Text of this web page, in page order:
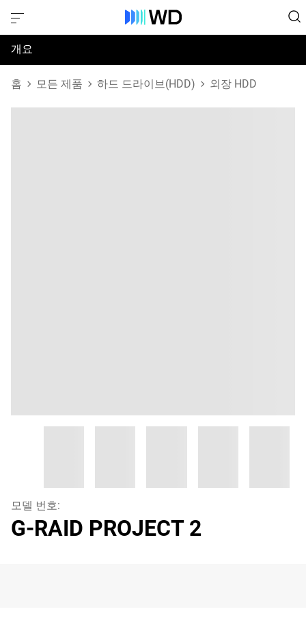
개요
사양
홈 모든 제품 하드 드라이브(HDD) 외장 HDD
모델 번호:
G-RAID PROJECT 2